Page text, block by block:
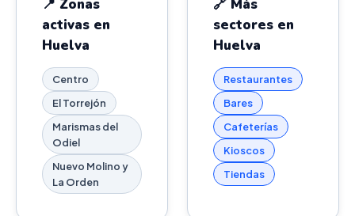
📍 Zonas
activas en
Huelva
Centro
El Torrejón
Marismas del
Odiel
Nuevo Molino y
La Orden
🔗 Más
sectores en
Huelva
Restaurantes
Bares
Cafeterías
Kioscos
Tiendas